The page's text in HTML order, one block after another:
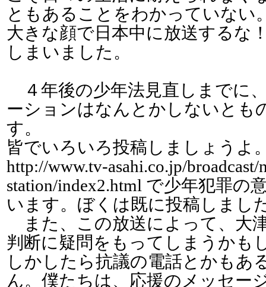
ともあることをわかっていない
大きな顔で日本中に放送するな
しまいました。
４年後の少年法見直しまでに
ーションはなんとかしないとも
す。
皆でいろいろ投稿しましょうよ
http://www.tv-asahi.co.jp/broadcast/
station/index2.html で少年犯罪の
います。ぼくは既に投稿しまし
また、この放送によって、大
判断に疑問をもってしまうかも
しかしたら抗議の電話とかもあ
ん。僕たちは、応援のメッセー